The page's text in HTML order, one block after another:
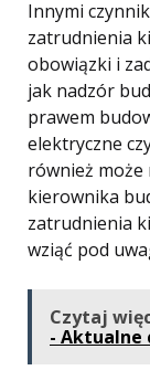
Innymi
zatrudnienia
obowiązki i
jak nadzór
prawem
elektryczne
również może
kierownika
zatrudnienia
wziąć pod
Czytaj
- Aktualne